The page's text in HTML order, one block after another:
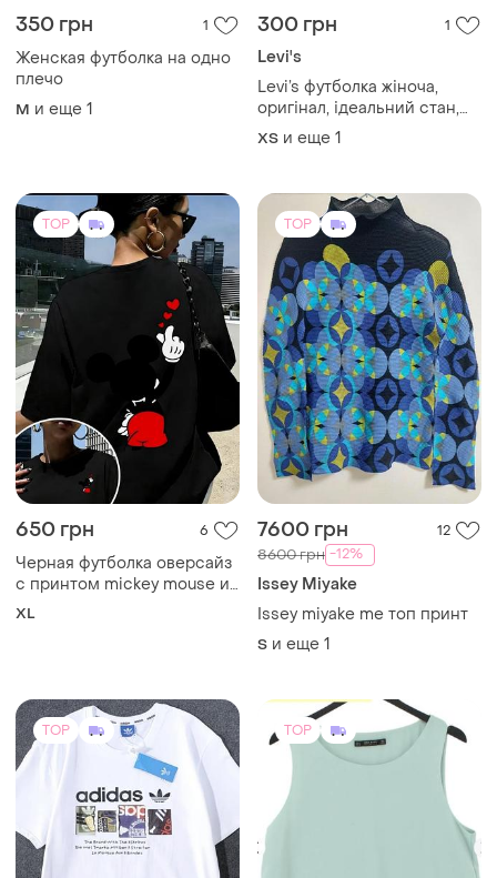
350 грн 1
Женская футболка на одно
плечо
M и еще 1
300 грн 1
Levi's
Levi’s футболка жіноча,
оригінал, ідеальний стан,
розмір xs-s, причина
продажу: футболка стала
ХS и еще 1
TOP
650 грн 6
Черная футболка оверсайз
с принтом mickey mouse и
сердечками, хлопковая
XL
TOP
7600 грн 12
8600 грн -12%
Issey Miyake
Issey miyake me топ принт
S и еще 1
TOP TOP